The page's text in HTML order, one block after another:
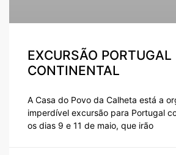
EXCURSÃO PORTUGAL
CONTINENTAL
A Casa do Povo da Calheta está a
imperdível excursão para Portugal
os dias 9 e 11 de maio, que irão